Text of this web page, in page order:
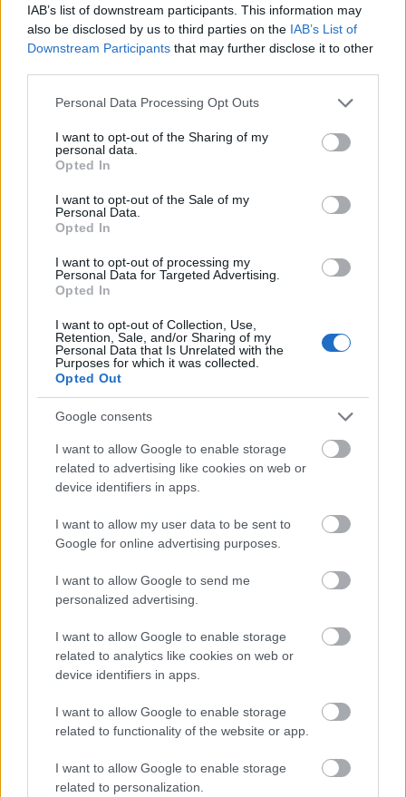
IAB’s list of downstream participants. This information may
also be disclosed by us to third parties on the IAB’s List of
Downstream Participants that may further disclose it to other
Please note that this website/app uses one or more Google
not limited to your visit or usage behaviour. You may click to
grant or deny consent to Google and its third-party tags to
use your data for below specified purposes in below Google
consent section.
Personal Data Processing Opt Outs
I want to opt-out of the Sharing of my
personal data.
Opted In
I want to opt-out of the Sale of my
Personal Data.
Opted In
I want to opt-out of processing my
Personal Data for Targeted Advertising.
Opted In
I want to opt-out of Collection, Use,
Retention, Sale, and/or Sharing of my
Personal Data that Is Unrelated with the
Purposes for which it was collected.
Opted Out
Google consents
I want to allow Google to enable storage
related to advertising like cookies on web or
device identifiers in apps.
I want to allow my user data to be sent to
Google for online advertising purposes.
I want to allow Google to send me
personalized advertising.
I want to allow Google to enable storage
related to analytics like cookies on web or
device identifiers in apps.
I want to allow Google to enable storage
related to functionality of the website or app.
I want to allow Google to enable storage
related to personalization.
Λόγω της υψηλής διάδοσης της παχυσαρκίας
Ελλάδα (στην πατρίδα μας αφορά έναν στους 3
ενήλικους), ο Ολύμπιος Παπαδημητρίου εκτιμά ότι
κανένα κράτος δεν μπορεί να καλύψει με
δωρεάν χορήγηση το σύνολο των ασθενών
που έχουν ανάγκη αυτές τις θεραπείες,
ο αριθμός των ασθενών είναι πολύ μεγάλος και
συνεπώς το κόστος καθίσταται δυσθεώρητο.
Σε αυτές τις περιπτώσεις τίθεται το θέμα της
συμμετοχής των ασθενών στη δαπάνη με μια
δίκαιη πολιτική υγείας να ορίζει πως όσο
μεγαλύτερο είναι το πρόβλημα υγείας που
αντιμετωπίζει το άτομο με παχυσαρκία, τόσο
μικρότερο θα πρέπει να είναι το ποσοστό
συμμετοχής του.
Αξιοποίηση των δεικτών του
ατομικού ηλεκτρονικού φακέλου
υγείας σε ανταποδοτικές πολιτικές
Μέσα από την ψηφιοποίηση της υγείας και τον
ατομικό ηλεκτρονικό φάκελο υγείας που είναι
διαθέσιμος για κάθε πολίτη στο